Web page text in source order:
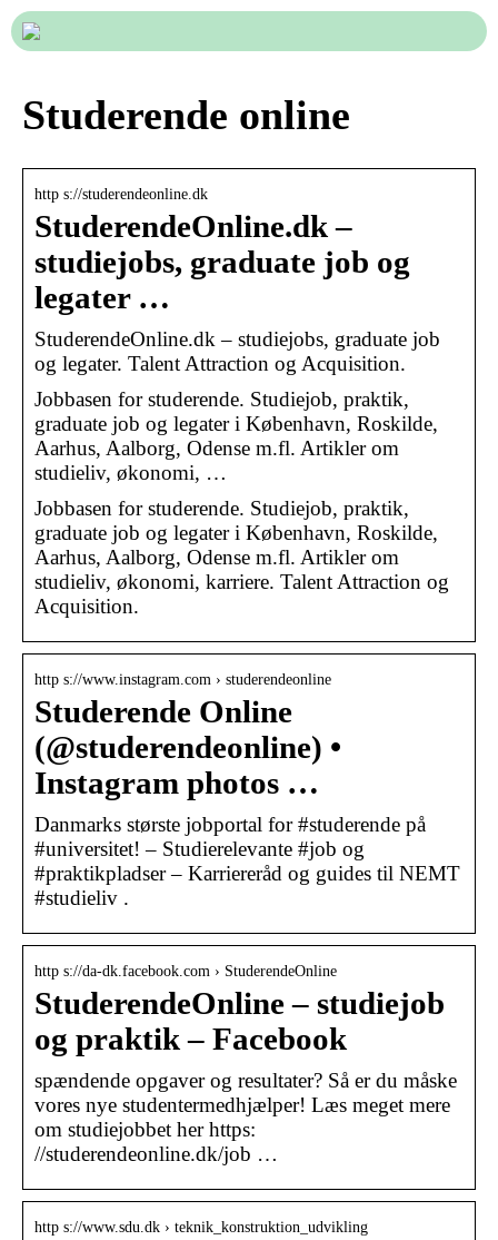
Studerende online
http s://studerendeonline.dk
StuderendeOnline.dk –
studiejobs, graduate job og
legater …
StuderendeOnline.dk – studiejobs, graduate job
og legater. Talent Attraction og Acquisition.
Jobbasen for studerende. Studiejob, praktik,
graduate job og legater i København, Roskilde,
Aarhus, Aalborg, Odense m.fl. Artikler om
studieliv, økonomi, …
Jobbasen for studerende. Studiejob, praktik,
graduate job og legater i København, Roskilde,
Aarhus, Aalborg, Odense m.fl. Artikler om
studieliv, økonomi, karriere. Talent Attraction og
Acquisition.
http s://www.instagram.com › studerendeonline
Studerende Online
(@studerendeonline) •
Instagram photos …
Danmarks største jobportal for #studerende på
#universitet! – Studierelevante #job og
#praktikpladser – Karriereråd og guides til NEMT
#studieliv .
http s://da-dk.facebook.com › StuderendeOnline
StuderendeOnline – studiejob
og praktik – Facebook
spændende opgaver og resultater? Så er du måske
vores nye studentermedhjælper! Læs meget mere
om studiejobbet her https:
//studerendeonline.dk/job …
http s://www.sdu.dk › teknik_konstruktion_udvikling